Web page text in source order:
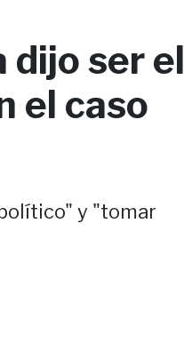
dijo ser el
el caso
y "tomar